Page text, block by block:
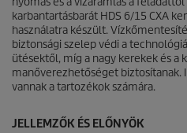
karbantartásbarát HDS 6/15 CXA
használatra készült.
biztonsági szelep védi a
ütésektől, míg a nagy kerekek és a
manőverezhetőséget
vannak a tartozékok számára.
JELLEMZŐK ÉS ELŐNYÖK